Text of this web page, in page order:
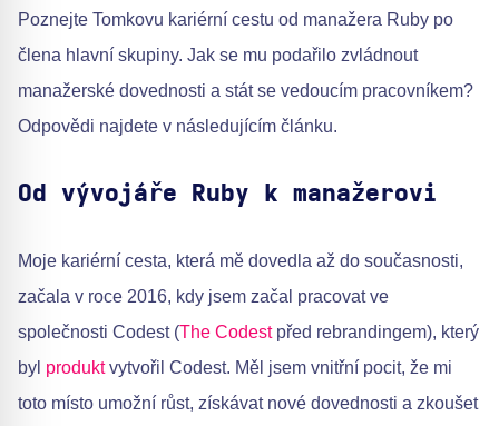
Poznejte Tomkovu kariérní cestu od manažera Ruby po
člena hlavní skupiny. Jak se mu podařilo zvládnout
manažerské dovednosti a stát se vedoucím pracovníkem?
Odpovědi najdete v následujícím článku.
Od vývojáře Ruby k manažerovi
Moje kariérní cesta, která mě dovedla až do současnosti,
začala v roce 2016, kdy jsem začal pracovat ve
společnosti Codest (The Codestpřed rebrandingem), který
byl produktvytvořil Codest. Měl jsem vnitřní pocit, že mi
toto místo umožní růst, získávat nové dovednosti a zkoušet